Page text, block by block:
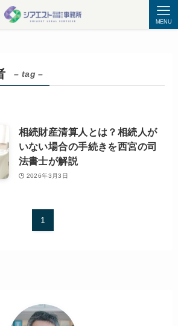
MENU
– tag –
相続財産清算人とは？相続人が
いない場合の手続きを西宮の司
法書士が解説
2026年3月3日
1